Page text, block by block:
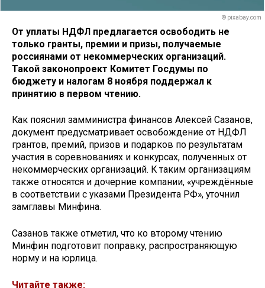
© pixabay.com
От уплаты НДФЛ предлагается освободить не
только гранты, премии и призы, получаемые
россиянами от некоммерческих организаций.
Такой законопроект Комитет Госдумы по
бюджету и налогам 8 ноября поддержал к
принятию в первом чтению.
Как пояснил замминистра финансов Алексей Сазанов,
документ предусматривает освобождение от НДФЛ
грантов, премий, призов и подарков по результатам
участия в соревнованиях и конкурсах, полученных от
некоммерческих организаций. К таким организациям
также относятся и дочерние компании, «учреждённые
в соответствии с указами Президента РФ», уточнил
замглавы Минфина.
Сазанов также отметил, что ко второму чтению
Минфин подготовит поправку, распространяющую
норму и на юрлица.
Читайте также: